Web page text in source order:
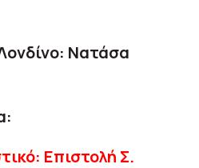
Νατάσα
Επιστολή Σ.